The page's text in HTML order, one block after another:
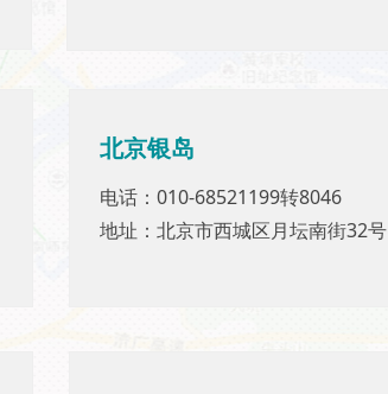
北京银岛
电话：010-68521199转8046
地址：北京市西城区月坛南街32号
北京银岛
电话：010-68521199转8046
地址：北京市西城区月坛南街32号